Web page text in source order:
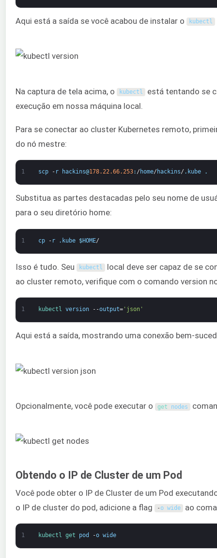
Aqui está a saída se você acabou de instalar o kubectl
Na captura de tela acima, o kubectl está tentando se
execução em nossa máquina local.
Para se conectar ao cluster Kubernetes remoto,
do nó mestre:
1 scp - r hackins@178.22.66.253: / home/ hackins/ . kube .
Substitua as partes destacadas pelo seu nome de
para o seu diretório home:
1 cp - r . kube $HOME/
Isso é tudo. Seu kubectl local deve ser capaz de se
ao cluster remoto, verifique com o comando version
1 kubectl version --output='json'
Aqui está a saída, mostrando uma conexão bem-
Opcionalmente, você pode executar o get nodes
Obtendo o IP de Cluster de um Pod
Você pode obter o IP de Cluster de um Pod
o IP de cluster do pod, adicione a flag
- o wide ao
1 kubectl get pod -o wide